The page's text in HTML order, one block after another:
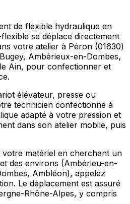
de flexible hydraulique en
se déplace directement
votre atelier à Péron (01630)
Ambérieux-en-Dombes,
Ain, pour confectionner et
élévateur, presse ou
technicien confectionne à
adapté à votre pression et
dans son atelier mobile, puis
matériel en cherchant un
des environs (Ambérieu-en-
Ambléon), appelez
Le déplacement est assuré
Rhône-Alpes, y compris